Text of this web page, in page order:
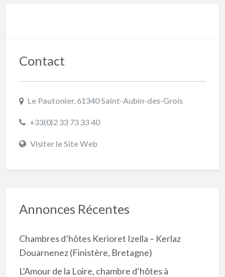
Contact
Le Pautonier, 61340 Saint-Aubin-des-Grois
+33(0)2 33 73 33 40
Visiter le Site Web
Annonces Récentes
Chambres d’hôtes Kerioret Izella – Kerlaz
Douarnenez (Finistère, Bretagne)
L’Amour de la Loire, chambre d’hôtes à